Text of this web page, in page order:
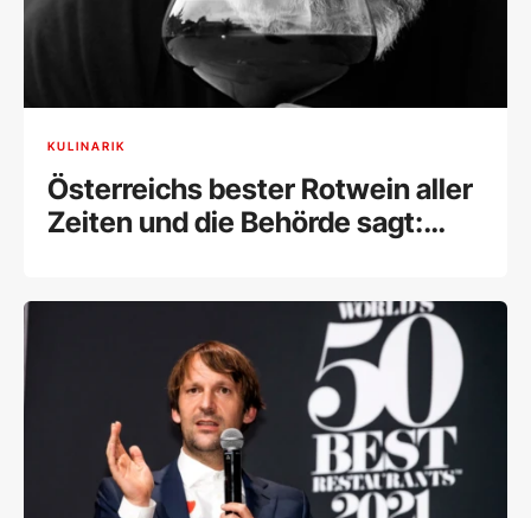
KULINARIK
Österreichs bester Rotwein aller
Zeiten und die Behörde sagt: